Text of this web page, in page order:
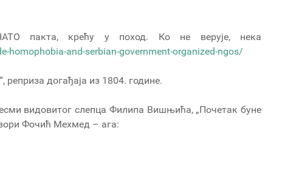
пакта, крећу у поход. Ко не верује, нека
homophobia-and-serbian-government-organized-ngos/
реприза догађаја из 1804. године.
видовитог слепца Филипа Вишњића, „Почетак буне
Фочић Мехмед – ага: